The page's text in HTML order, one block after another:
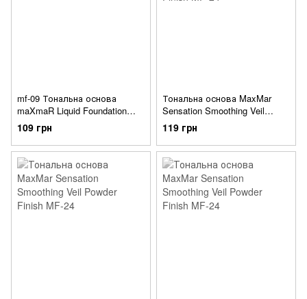
mf-09 Тональна основа
maXmaR Liquid Foundation
(туб. 60мл.) №02
109 грн
Тональна основа MaxMar
Sensation Smoothing Veil
Powder Finish MF-24 №01
119 грн